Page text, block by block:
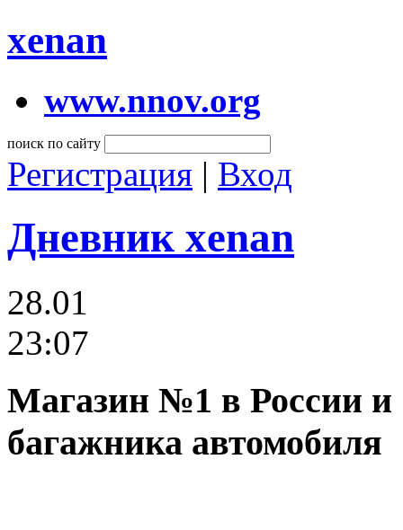
xenan
www.nnov.org
поиск по сайту
Регистрация | Вход
Дневник xenan
28.01
23:07
Магазин №1 в России
багажника автомобиля